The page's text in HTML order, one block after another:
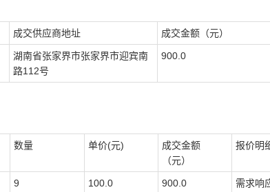
成交供应商地址 成交金额（元）
湖南省张家界市张家界市迎宾南
路112号
900.0
数量 单价(元)
成交金额
（元）
报价明
9 100.0 900.0
需求响